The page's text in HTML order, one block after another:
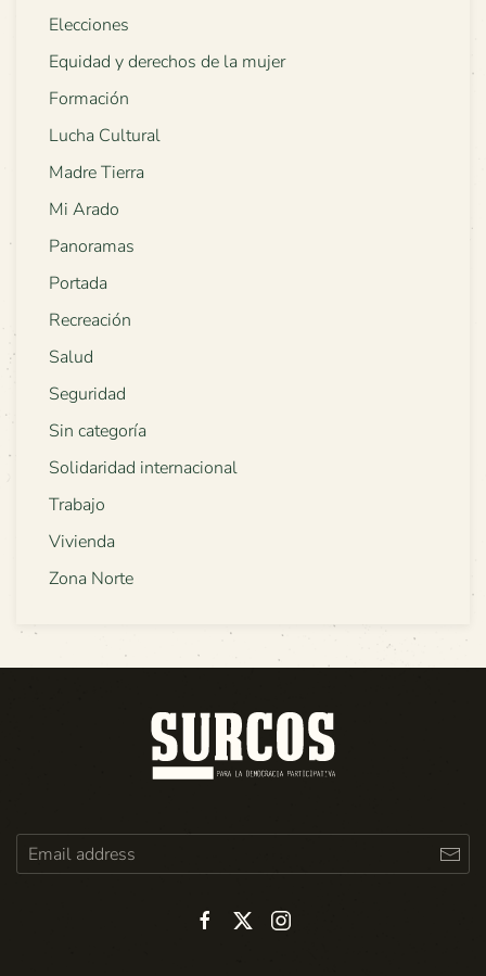
Elecciones
Equidad y derechos de la mujer
Formación
Lucha Cultural
Madre Tierra
Mi Arado
Panoramas
Portada
Recreación
Salud
Seguridad
Sin categoría
Solidaridad internacional
Trabajo
Vivienda
Zona Norte